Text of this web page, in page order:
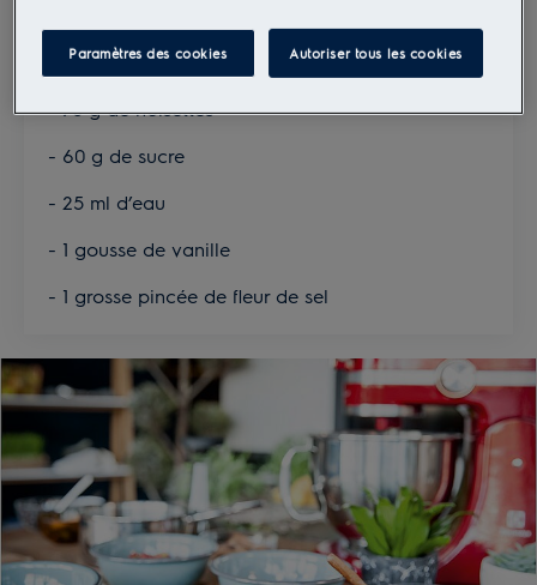
Pour le praliné vanille noisettes
- 70 g de noisettes
- 60 g de sucre
- 25 ml d’eau
- 1 gousse de vanille
- 1 grosse pincée de fleur de sel
Paramètres des cookies Autoriser tous les cookies